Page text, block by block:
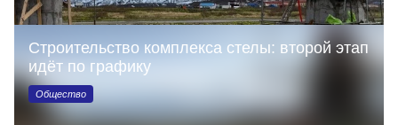
Строительство комплекса стелы: второй этап
идёт по графику
Общество